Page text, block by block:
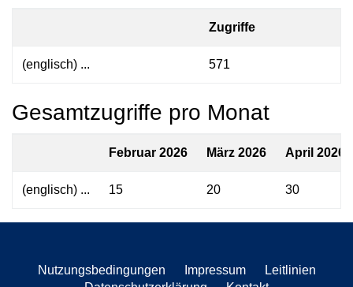
Zugriffe
(englisch) ... 571
Gesamtzugriffe pro Monat
Februar 2026 März 2026 April 2026
(englisch) ... 15 20 30
Nutzungsbedingungen Impressum
Leitlinien